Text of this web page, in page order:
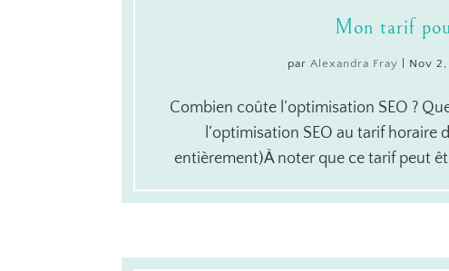
Mon tarif
par Alexandra Fray Nov
Combien coûte l’optimisation SEO ?
l’optimisation SEO au tarif
entièrement)À noter que ce tarif peut